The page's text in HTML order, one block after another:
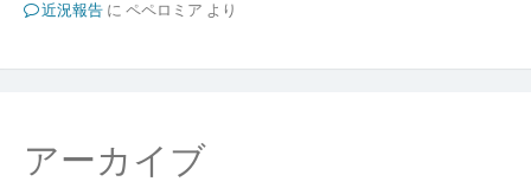
近況報告に ペペロミア より
アーカイブ